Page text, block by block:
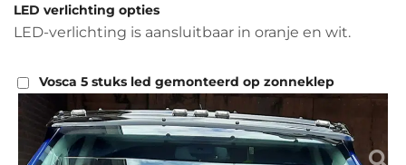
LED verlichting opties
LED-verlichting is aansluitbaar in oranje en wit.
Vosca 5 stuks led gemonteerd op zonneklep